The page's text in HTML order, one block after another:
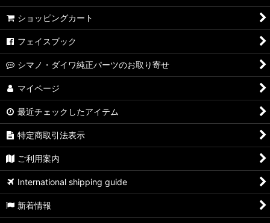
【シマノ】07ステラ［STELLA］対応 カスタムパーツ
【シマノ】19-22ステラSW［STELLA SW］対応 カスタムパー
ツ
【シマノ】08ステラSW［STELLA SW］対応 カスタムパーツ
【シマノ】01ステラSW［STELLA SW］対応 カスタムパーツ
ーツ
17ヴァンキッシュFW用
ショッピングカート
フェイスブック
シマノ・ダイワ純正パーツのお取り寄せ
マイページ
最近チェックしたアイテム
特定商取引法表示
ご利用案内
International shipping guide
新着情報